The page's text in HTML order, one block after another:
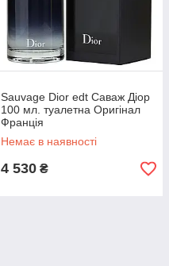
Sauvage Dior edt Саваж Діор
100 мл. туалетна Оригінал
Франція
Немає в наявності
4 530 ₴